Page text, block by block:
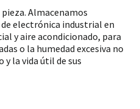
pieza. Almacenamos
electrónica industrial en
y aire acondicionado, para
o la humedad excesiva no
la vida útil de sus